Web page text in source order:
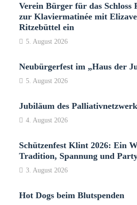
Verein Bürger für das Schloss
zur Klaviermatinée mit
Ritzebüttel ein
5. August 2026
Neubürgerfest im „Haus der
5. August 2026
Jubiläum des
4. August 2026
Schützenfest Klint 2026: Ein
Tradition, Spannung und
3. August 2026
Hot Dogs beim Blutspenden